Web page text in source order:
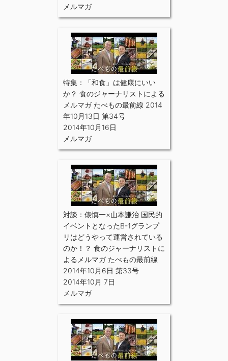
メルマガ
特集：「和食」は健康にいい
か？ 食のジャーナリストによる
メルマガ たべもの最前線 2014
年10月13日 第34号
2014年10月16日
メルマガ
対談：俵慎一×山本謙治 国民的
イベントとなったB-1グランプ
リはどうやって運営されている
のか！？ 食のジャーナリストに
よるメルマガ たべもの最前線
2014年10月6日 第33号
2014年10月 7日
メルマガ